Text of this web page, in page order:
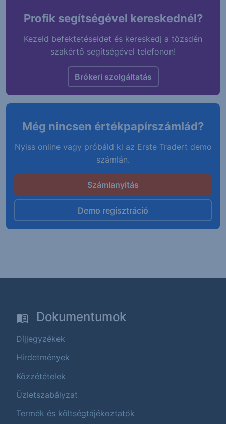
Profik segítségével kereskednél?
Kezeld befektetéseidet és kereskedj a tőzsdén
szakértő segítségével telefonon!
Brókeri szolgáltatás
Még nincsen értékpapírszámlád?
Nyiss online vagy próbáld ki az Erste Tradert demo
számlán.
Számlanyitás
Demo regisztráció
Dokumentumok
Díjjegyzékek
Hirdetmények
Közzétételek
Üzletszabályzat
Termék és költségtájékoztatók